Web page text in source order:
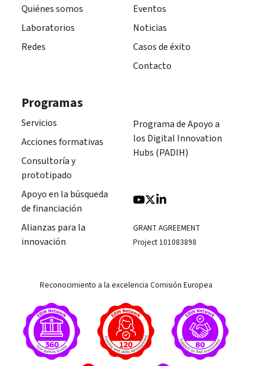
Quiénes somos
Laboratorios
Redes
Eventos
Noticias
Casos de éxito
Contacto
Programas
Servicios
Acciones formativas
Consultoría y
prototipado
Apoyo en la búsqueda
de financiación
Alianzas para la
innovación
Programa de Apoyo a
los Digital Innovation
Hubs (PADIH)
GRANT AGREEMENT
Project 101083898
Reconocimiento a la excelencia Comisión Europea